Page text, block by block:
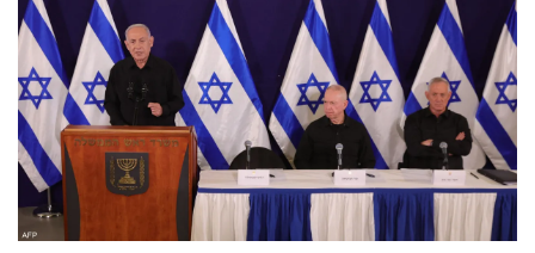
علوم وتكنولوجيا
رياضة
فيديو
حياة